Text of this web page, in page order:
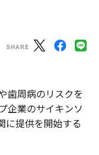
歯周病のリスクを
企業のサイキンソ
に提供を開始する